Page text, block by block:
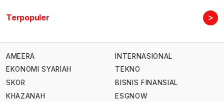
Terpopuler >
AMEERA
EKONOMI SYARIAH
SKOR
KHAZANAH
INTERNASIONAL
TEKNO
BISNIS FINANSIAL
ESGNOW